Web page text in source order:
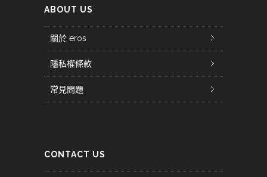
ABOUT US
關於 eros
隱私權條款
常見問題
CONTACT US